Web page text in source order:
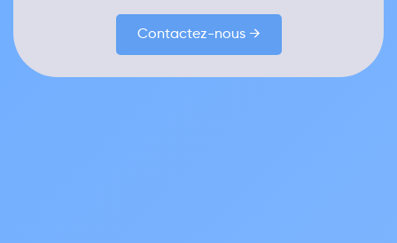
Contactez-nous →